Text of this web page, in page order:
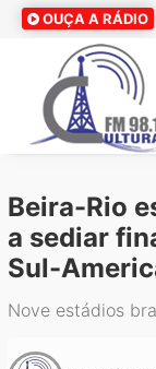
OUÇA A RÁDIO
Beira-Rio
a sediar
Sul-
Nove estádios